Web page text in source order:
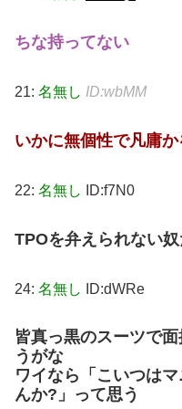
ちな持ってない
21: 名無し ID:wbMM
いかに無個性で凡庸
22: 名無し ID:f7N0
TPOを弁えられない
24: 名無し ID:dWRe
皆真っ黒のスーツで
うがな
ワイなら「こいつは
んか?」って思う